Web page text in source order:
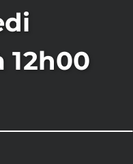
12h00